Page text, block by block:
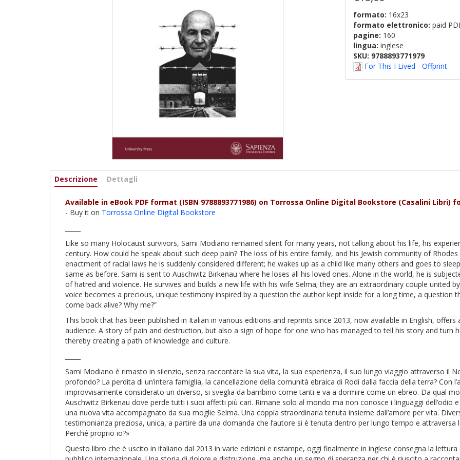
formato: 16x23
formato elettronico: paid
pagine: 160
lingua: inglese
SKU: 9788893771979
For This I Lived - Offprint
Informazioni
Descrizione (active
Dettagli
Available in eBook PDF format (ISBN 9788893771986) on Torrossa Online Digital Bookstore (Casalini Libri)
- Buy it on Torrossa Online Digital Bookstore
Like so many Holocaust survivors, Sami Modiano remained silent for many years, not talking about his life, his
century. How could he speak about such deep pain? The loss of his entire family, and his Jewish community of
enactment of racial laws he is suddenly considered different; he wakes up as a child like many others and goes to
same as before. Sami is sent to Auschwitz Birkenau where he loses all his loved ones. Alone in the world, he is
of hatred and violence. He survives and builds a new life with his wife Selma; they are an extraordinary couple united
voice becomes a precious, unique testimony inspired by a question the author kept inside for a long time, a question
come back alive? Why me?”
This book that has been published in Italian in various editions and reprints since 2013, now available in English,
audience. A story of pain and destruction, but also a sign of hope for one who has managed to tell his story and turn
thereby creating a path of knowledge and culture.
Sami Modiano è rimasto in silenzio, senza raccontare la sua vita, la sua esperienza, il suo lungo viaggio attraverso il
profondo? La perdita di un’intera famiglia, la cancellazione della comunità ebraica di Rodi dalla faccia della terra? Con
improvvisamente considerato un diverso, si sveglia da bambino come tanti e va a dormire come un ebreo. Da qual
Auschwitz Birkenau dove perde tutti i suoi affetti più cari. Rimane solo al mondo ma non conosce i linguaggi dell’odio
una nuova vita accompagnato da sua moglie Selma. Una coppia straordinaria tenuta insieme dall’amore per vita.
testimonianza preziosa, unica, a partire da una domanda che l’autore si è tenuta dentro per lungo tempo e
Perché proprio io?»
Questo libro che è uscito in italiano dal 2013 in varie edizioni e ristampe, oggi finalmente in inglese consegna la